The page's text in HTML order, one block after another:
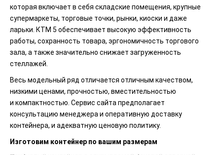
которая включает в себя складские помещения, крупные
супермаркеты, торговые точки, рынки, киоски и даже
ларьки. КТМ 5 обеспечивает высокую эффективность
работы, сохранность товара, эргономичность торгового
зала, а также значительно снижает загруженность
стеллажей.
Весь модельный ряд отличается отличным качеством,
низкими ценами, прочностью, вместительностью
и компактностью. Сервис сайта предполагает
консультацию менеджера и оперативную доставку
контейнера, и адекватную ценовую политику.
Изготовим контейнер по вашим размерам